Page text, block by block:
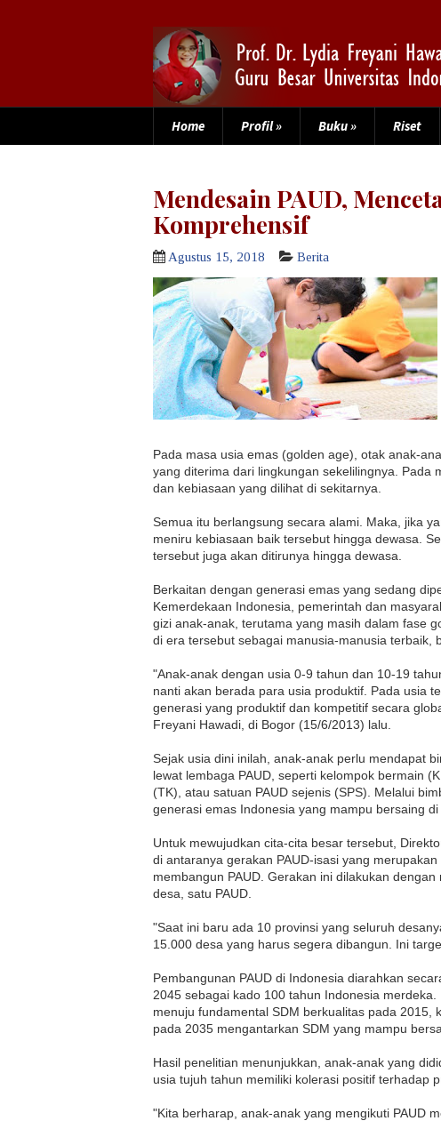
Home Profil» Buku» Riset
Mendesain PAUD,
Komprehensif
Agustus 15, 2018
Berita
Pada masa usia emas (golden age), otak anak-
yang diterima dari lingkungan sekelilingnya. Pada
dan kebiasaan yang dilihat di sekitarnya.
Semua itu berlangsung secara alami. Maka, jika
meniru kebiasaan baik tersebut hingga dewasa.
tersebut juga akan ditirunya hingga dewasa.
Berkaitan dengan generasi emas yang sedang
Kemerdekaan Indonesia, pemerintah dan
gizi anak-anak, terutama yang masih dalam fase
di era tersebut sebagai manusia-manusia terbaik,
"Anak-anak dengan usia 0-9 tahun dan 10-19
nanti akan berada para usia produktif. Pada usia
generasi yang produktif dan kompetitif secara
Freyani Hawadi, di Bogor (15/6/2013) lalu.
Sejak usia dini inilah, anak-anak perlu mendapat
lewat lembaga PAUD, seperti kelompok bermain
(TK), atau satuan PAUD sejenis (SPS). Melalui
generasi emas Indonesia yang mampu bersaing di
Untuk mewujudkan cita-cita besar tersebut,
di antaranya gerakan PAUD-isasi yang
membangun PAUD. Gerakan ini dilakukan dengan
desa, satu PAUD.
"Saat ini baru ada 10 provinsi yang seluruh
15.000 desa yang harus segera dibangun. Ini
Pembangunan PAUD di Indonesia diarahkan
2045 sebagai kado 100 tahun Indonesia
menuju fundamental SDM berkualitas pada 2015,
pada 2035 mengantarkan SDM yang mampu
Hasil penelitian menunjukkan, anak-anak yang
usia tujuh tahun memiliki kolerasi positif terhadap
"Kita berharap, anak-anak yang mengikuti PAUD